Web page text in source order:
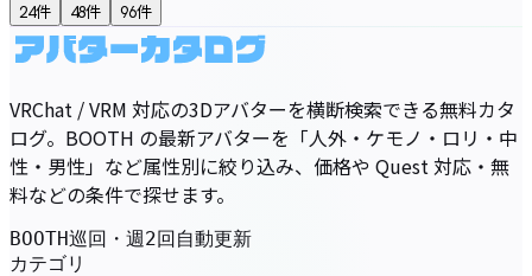
24件 48件 96件
VRChat / VRM 対応の3Dアバターを横断検索できる無料カタ
ログ。BOOTH の最新アバターを「人外・ケモノ・ロリ・中
性・男性」など属性別に絞り込み、価格や Quest 対応・無
料などの条件で探せます。
BOOTH巡回・週2回自動更新
カテゴリ